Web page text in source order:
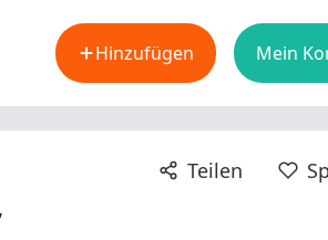
Hinzufügen Mein
Teilen